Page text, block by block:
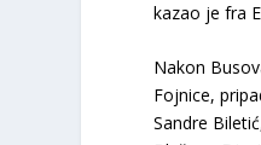
kazao je fra
Nakon
Fojnice,
Sandre